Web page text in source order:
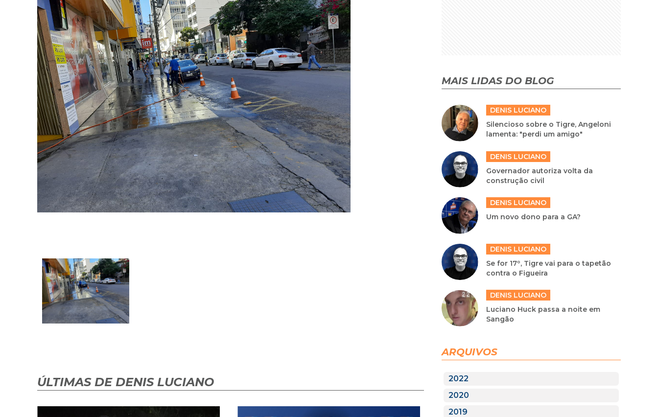
ÚLTIMAS DE DENIS LUCIANO
MAIS LIDAS DO BLOG
DENIS LUCIANO
Silencioso sobre o Tigre, Angeloni
lamenta: "perdi um amigo"
DENIS LUCIANO
Governador autoriza volta da
construção civil
DENIS LUCIANO
Um novo dono para a GA?
DENIS LUCIANO
Se for 17º, Tigre vai para o tapetão
contra o Figueira
DENIS LUCIANO
Luciano Huck passa a noite em
Sangão
ARQUIVOS
2022
2020
2019